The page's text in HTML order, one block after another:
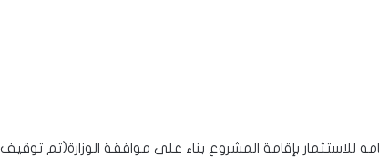
للاستثمار بإقامة المشروع بناء على موافقة الوزارة(تم توقيف